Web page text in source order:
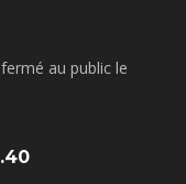
au public le